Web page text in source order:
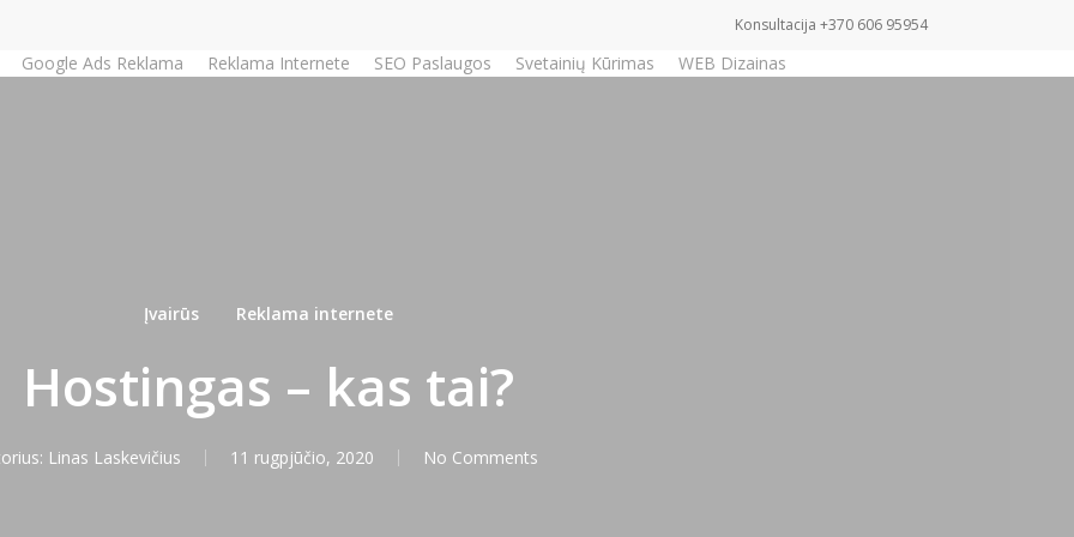
Konsultacija +370 606 95954
Google Ads Reklama Reklama Internete SEO Paslaugos Svetainių Kūrimas WEB Dizainas
Įvairūs Reklama internete
Hostingas – kas tai?
Linas Laskevičius 11 rugpjūčio, 2020 No Comments